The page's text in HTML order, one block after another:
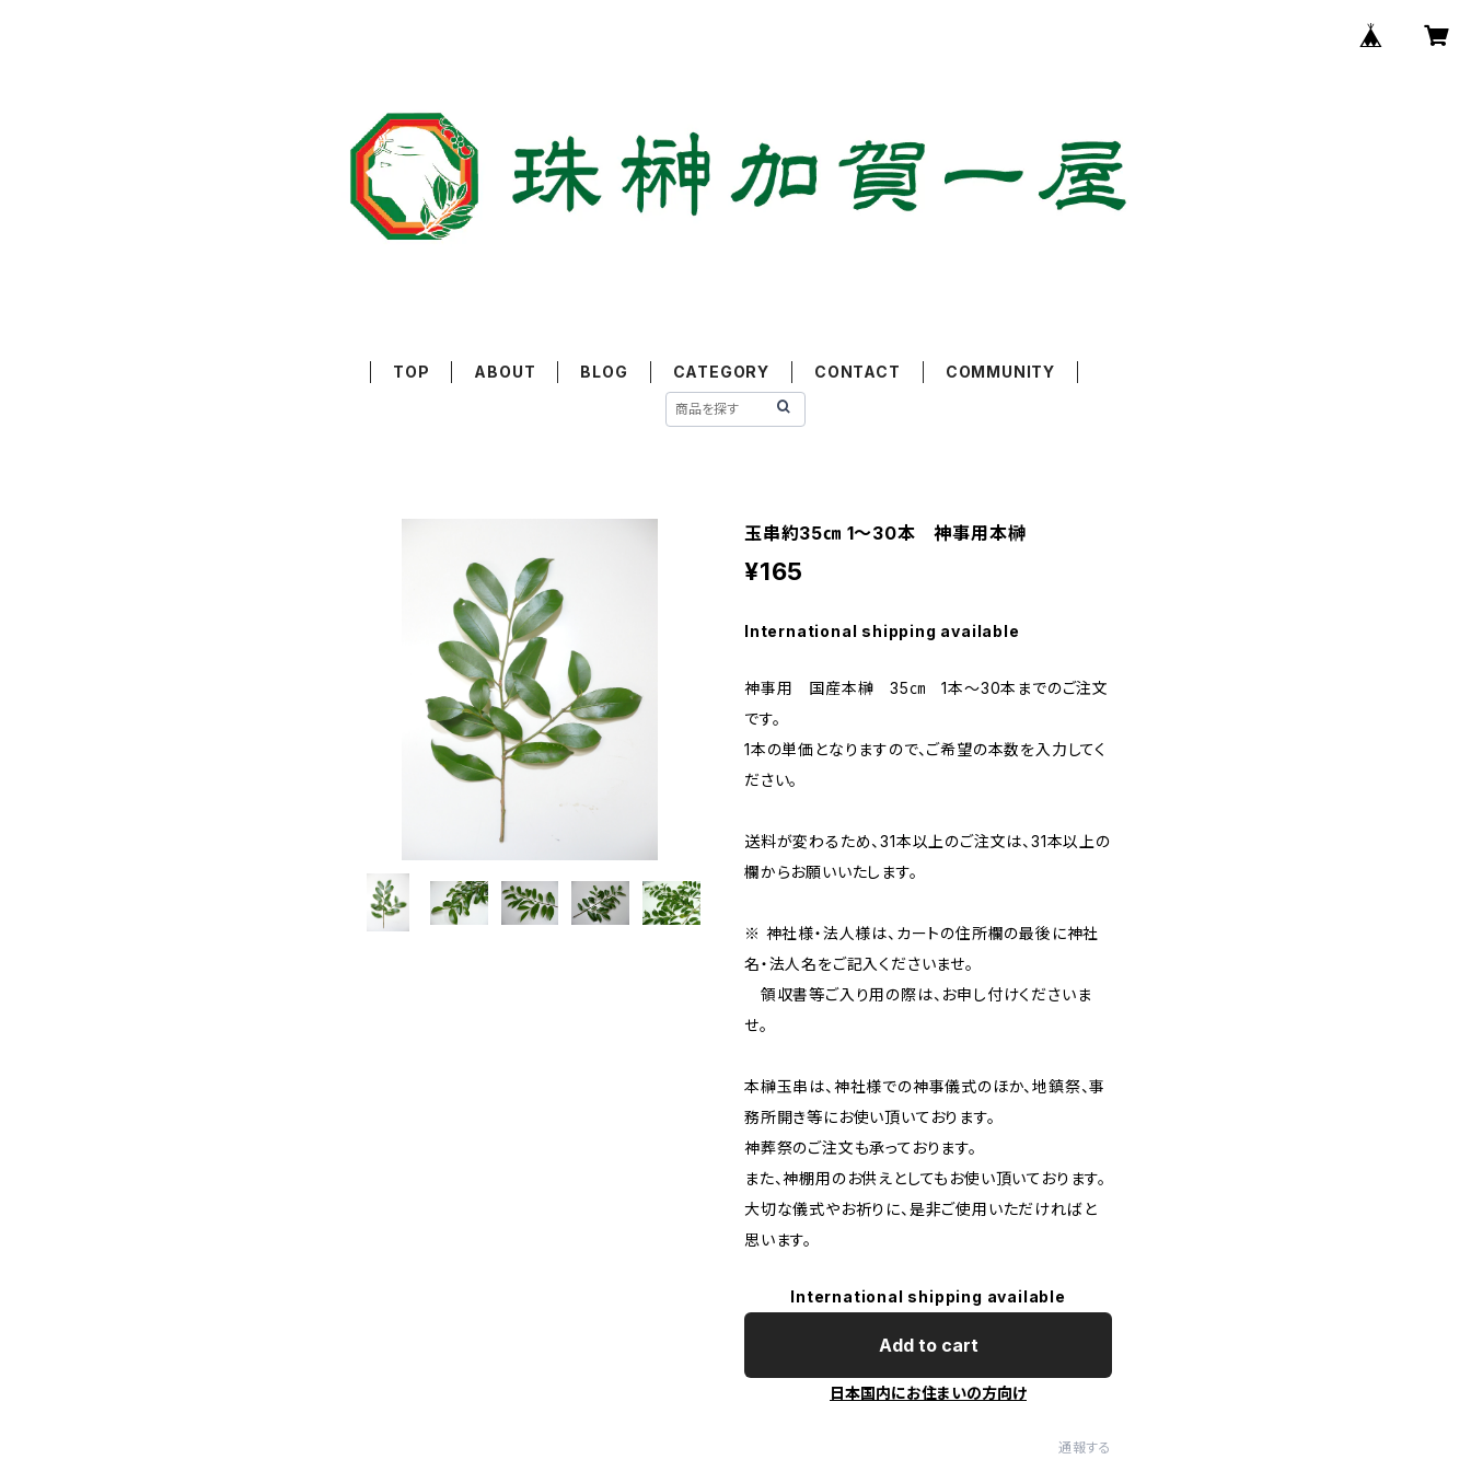
TOP ABOUT BLOG CATEGORY CONTACT COMMUNITY
玉串約35㎝ 1～30本 神事用本榊
¥165
International shipping available
神事用 国産本榊 35㎝ 1本～30本までのご注文
です。
1本の単価となりますので、ご希望の本数を入力してく
ださい。
送料が変わるため、31本以上のご注文は、31本以上の
欄からお願いいたします。
※ 神社様・法人様は、カートの住所欄の最後に神社
名・法人名をご記入くださいませ。
領収書等ご入り用の際は、お申し付けくださいま
せ。
本榊玉串は、神社様での神事儀式のほか、地鎮祭、事
務所開き等にお使い頂いております。
神葬祭のご注文も承っております。
また、神棚用のお供えとしてもお使い頂いております。
大切な儀式やお祈りに、是非ご使用いただければと
思います。
International shipping available
Add to cart
日本国内にお住まいの方向け
通報する